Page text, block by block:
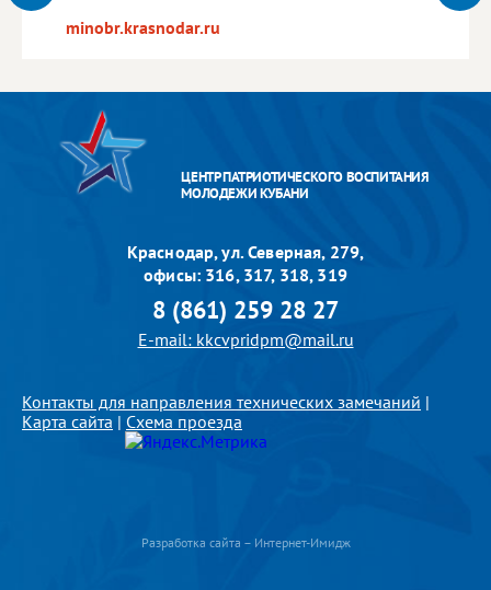
minobr.krasnodar.ru
ЦЕНТР ПАТРИОТИЧЕСКОГО ВОСПИТАНИЯ
МОЛОДЕЖИ КУБАНИ
Краснодар, ул. Северная, 279,
офисы: 316, 317, 318, 319
8 (861) 259 28 27
E-mail: kkcvpridpm@mail.ru
Контакты для направления технических замечаний |
Карта сайта | Схема проезда
Разработка сайта – Интернет-Имидж